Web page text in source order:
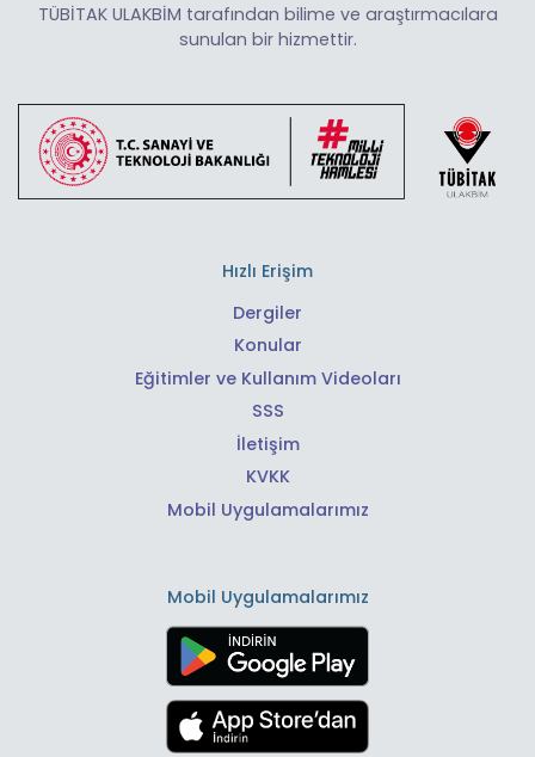
TÜBİTAK ULAKBİM tarafından bilime ve araştırmacılara
sunulan bir hizmettir.
Hızlı Erişim
Dergiler
Konular
Eğitimler ve Kullanım Videoları
SSS
İletişim
KVKK
Mobil Uygulamalarımız
Mobil Uygulamalarımız